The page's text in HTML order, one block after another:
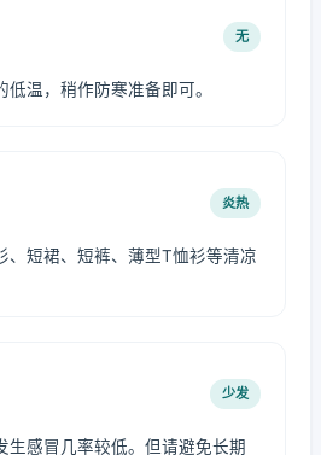
无
温，稍作防寒准备即可。
炎热
、短裙、短裤、薄型T恤衫等清凉
少发
生感冒几率较低。但请避免长期